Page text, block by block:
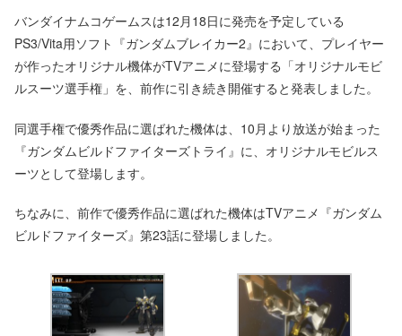
バンダイナムコゲームスは12月18日に発売を予定している
PS3/Vita用ソフト『ガンダムブレイカー2』において、プレイヤー
が作ったオリジナル機体がTVアニメに登場する「オリジナルモビ
ルスーツ選手権」を、前作に引き続き開催すると発表しました。
同選手権で優秀作品に選ばれた機体は、10月より放送が始まった
『ガンダムビルドファイターズトライ』に、オリジナルモビルス
ーツとして登場します。
ちなみに、前作で優秀作品に選ばれた機体はTVアニメ『ガンダム
ビルドファイターズ』第23話に登場しました。